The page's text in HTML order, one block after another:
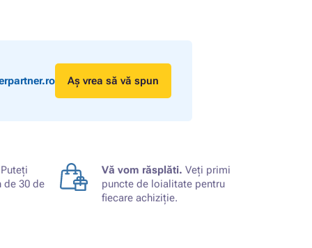
Aș vrea să vă spun
de 30 de
Vă vom răsplăti. Veți primi
puncte de loialitate pentru
fiecare achiziție.